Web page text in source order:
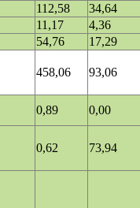
112,58
34,64
11,17
4,36
54,76
17,29
458,06 93,06
0,89
0,00
0,62 73,94